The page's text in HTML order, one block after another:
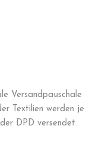
Versandpauschale
Textilien werden je
DPD versendet.